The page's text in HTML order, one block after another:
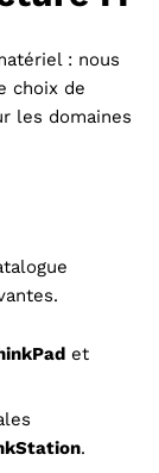
: nous
choix de
les domaines
et
.